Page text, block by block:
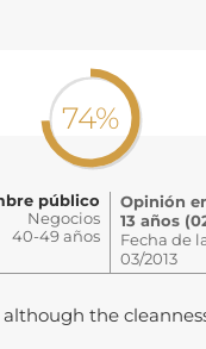
74%
público
Negocios
40-49 años
Opinión
13 años
Fecha de
03/2013
although the